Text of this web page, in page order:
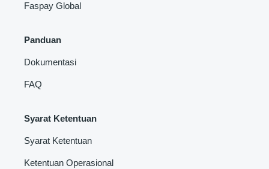
Faspay Global
Panduan
Dokumentasi
FAQ
Syarat Ketentuan
Syarat Ketentuan
Ketentuan Operasional